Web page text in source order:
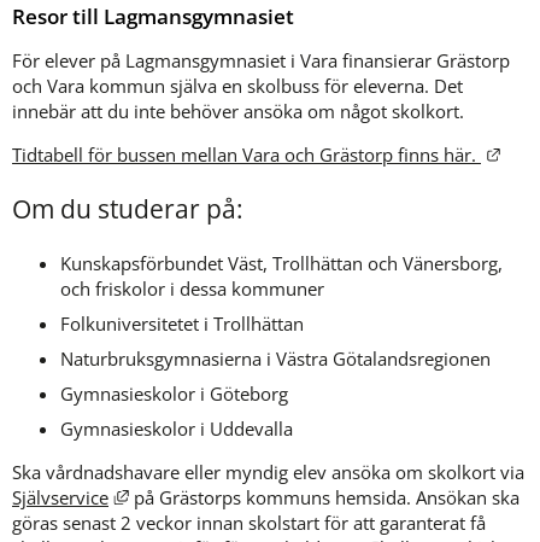
Resor till Lagmansgymnasiet
För elever på Lagmansgymnasiet i Vara finansierar Grästorp
och Vara kommun själva en skolbuss för eleverna. Det
innebär att du inte behöver ansöka om något skolkort.
Tidtabell för bussen mellan Vara och Grästorp finns här.
Om du studerar på:
Kunskapsförbundet Väst, Trollhättan och Vänersborg,
och friskolor i dessa kommuner
Folkuniversitetet i Trollhättan
Naturbruksgymnasierna i Västra Götalandsregionen
Gymnasieskolor i Göteborg
Gymnasieskolor i Uddevalla
Självservice
Länk till annan webbplats, öppnas i nytt fönster.
på Grästorps kommuns hemsida. Ansökan ska
göras senast 2 veckor innan skolstart för att garanterat få